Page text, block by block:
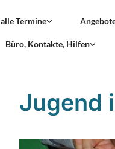
alle Termine
Büro, Kontakte, Hilfen
Jugend